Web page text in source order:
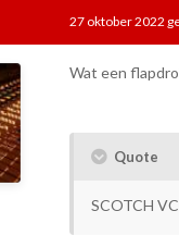
27 oktober 2022
Wat een
Quote
SCOTCH